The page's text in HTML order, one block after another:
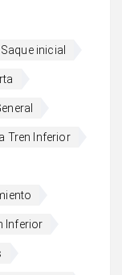
Saque inicial
Tren Inferior
Inferior